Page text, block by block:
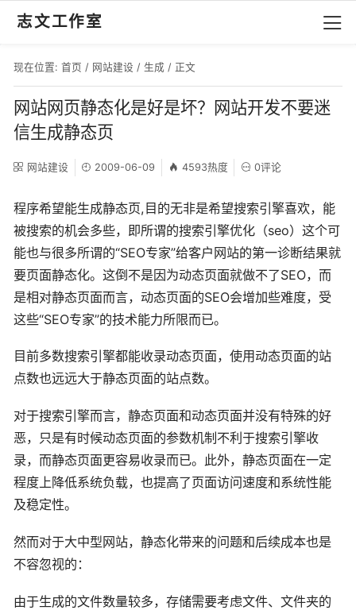
志文工作室
现在位置: 首页 / 网站建设 / 生成 / 正文
网站网页静态化是好是坏？网站开发不要迷
信生成静态页
网站建设 2009-06-09 4593热度 0评论
程序希望能生成静态页,目的无非是希望搜索引擎喜欢，能
被搜索的机会多些，即所谓的搜索引擎优化（seo）这个可
能也与很多所谓的“SEO专家”给客户网站的第一诊断结果就
要页面静态化。这倒不是因为动态页面就做不了SEO，而
是相对静态页面而言，动态页面的SEO会增加些难度，受
这些“SEO专家”的技术能力所限而已。
目前多数搜索引擎都能收录动态页面，使用动态页面的站
点数也远远大于静态页面的站点数。
对于搜索引擎而言，静态页面和动态页面并没有特殊的好
恶，只是有时候动态页面的参数机制不利于搜索引擎收
录，而静态页面更容易收录而已。此外，静态页面在一定
程度上降低系统负载，也提高了页面访问速度和系统性能
及稳定性。
然而对于大中型网站，静态化带来的问题和后续成本也是
不容忽视的：
由于生成的文件数量较多，存储需要考虑文件、文件夹的